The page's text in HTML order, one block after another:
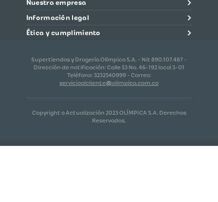
Nuestra empresa
Información legal
Ética y cumplimiento
Supertiendas y Drogería Olímpica S.A. - Nit 890.107.487 -
Dirección de notificación: Calle 53 No. 46-192 local 3-01
Teléfono: 3232540999 - Correo:
servicioalcliente@olimpica.com.co
Copyright o Actualización 2023 OLÍMPICA S.A. Derechos
Reservados.